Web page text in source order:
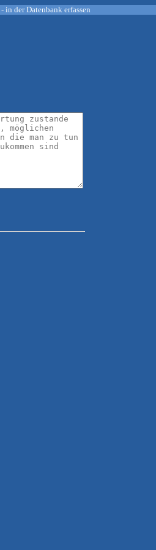
in der Datenbank erfassen